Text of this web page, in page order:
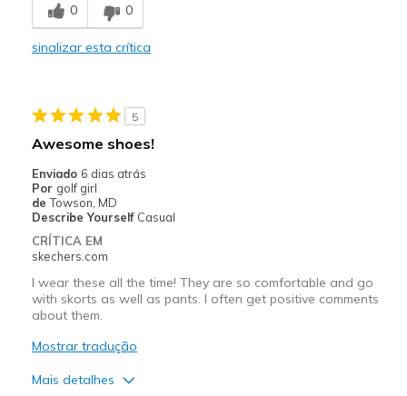
Comfortable
Poor Quality
Melhores utilizações
Casual Wear
Travel
Width
Feels true to width
Sizing
View On Shoes
0 0
sinalizar esta crítica
5
Awesome shoes!
Enviado 6 dias atrás
Por golf girl
de Towson, MD
Describe Yourself Casual
CRÍTICA EM
skechers.com
I wear these all the time! They are so comfortable and go
with skorts as well as pants. I often get positive comments
about them.
Mostrar tradução
Mais detalhes